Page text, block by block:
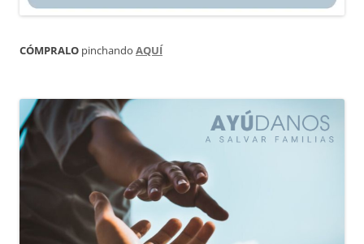
CÓMPRALO pinchando AQUÍ